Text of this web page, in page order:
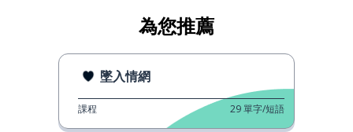
為您推薦
墜入情網
課程 29單字/短語